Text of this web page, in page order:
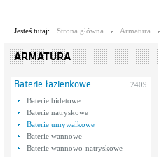
Jesteś tutaj: Strona główna Armatura
ARMATURA
Baterie łazienkowe
2409
Baterie bidetowe
Baterie natryskowe
Baterie umywalkowe
Baterie wannowe
Baterie wannowo-natryskowe